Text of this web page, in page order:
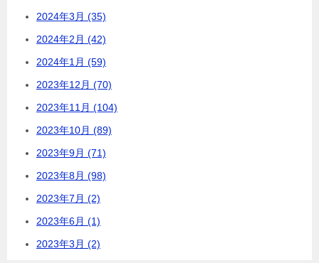
2024年3月 (35)
2024年2月 (42)
2024年1月 (59)
2023年12月 (70)
2023年11月 (104)
2023年10月 (89)
2023年9月 (71)
2023年8月 (98)
2023年7月 (2)
2023年6月 (1)
2023年3月 (2)